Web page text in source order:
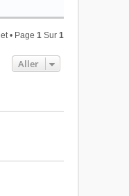
• Page 1 Sur 1
Aller